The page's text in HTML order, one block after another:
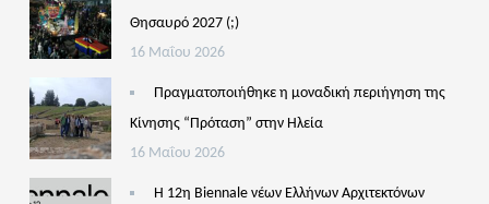
Θησαυρό 2027 (;)
16 Μαΐου 2026
Πραγματοποιήθηκε η μοναδική περιήγηση της
Κίνησης “Πρόταση” στην Ηλεία
16 Μαΐου 2026
Η 12η Biennale νέων Ελλήνων Αρχιτεκτόνων